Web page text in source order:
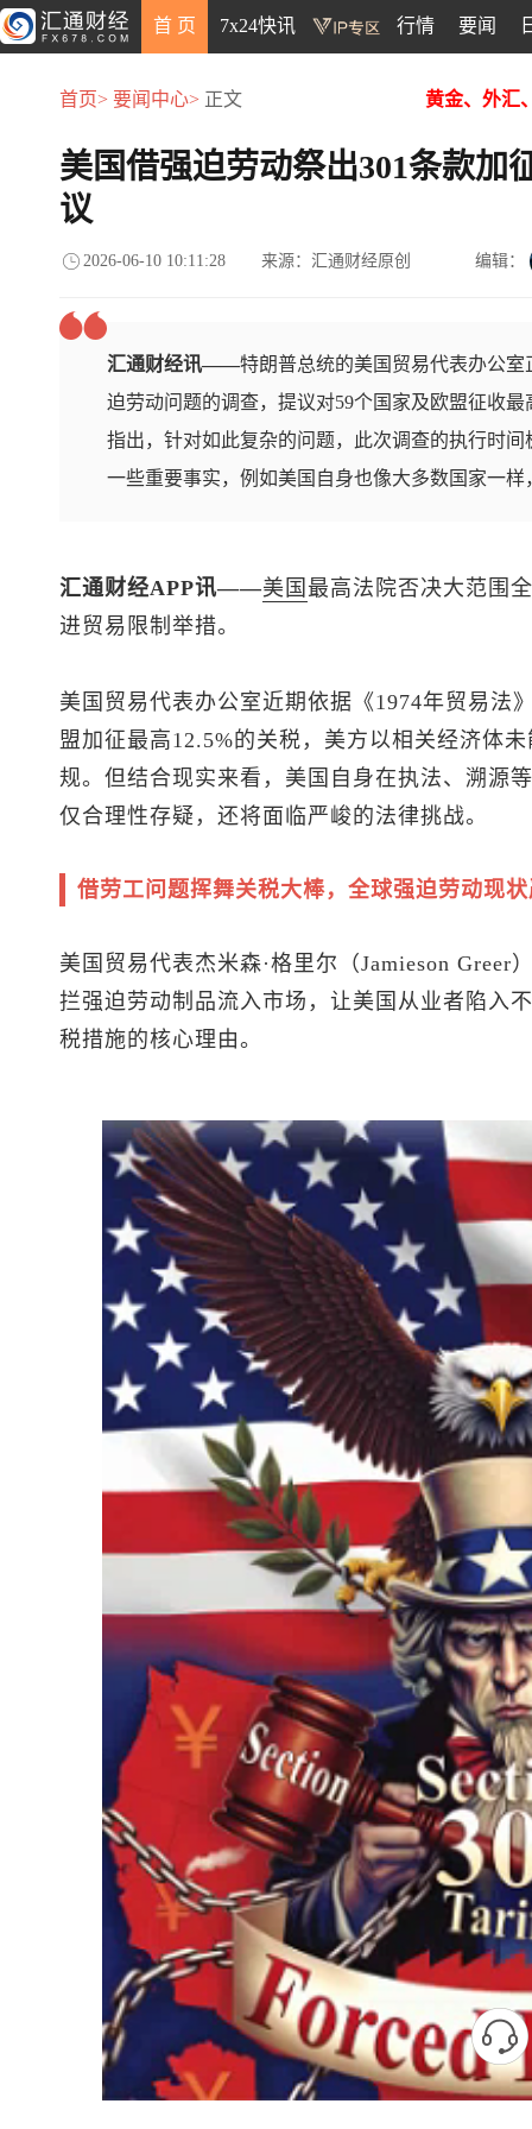
首 页 7x24快讯 行情 要闻
首页> 要闻中心> 正文 黄金、外汇
美国借强迫劳动祭出301条款加
议
2026-06-10 10:11:28 来源：汇通财经原创 编辑：
汇通财经讯——特朗普总统的美国贸易代表办公室
迫劳动问题的调查，提议对59个国家及欧盟征收
指出，针对如此复杂的问题，此次调查的执行时
一些重要事实，例如美国自身也像大多数国家一
汇通财经APP讯——美国 最高法院否决大范围
进贸易限制举措。
美国贸易代表办公室近期依据《1974年贸易法
盟加征最高12.5%的关税，美方以相关经济体
规。但结合现实来看，美国自身在执法、溯源
仅合理性存疑，还将面临严峻的法律挑战。
借劳工问题挥舞关税大棒，全球强迫劳动现
美国贸易代表杰米森·格里尔（Jamieson Greer
拦强迫劳动制品流入市场，让美国从业者陷入
税措施的核心理由。